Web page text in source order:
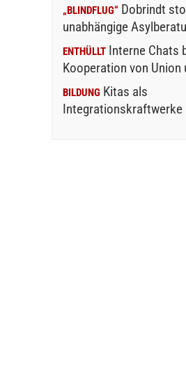
„BLINDFLUG“ Dobrindt
unabhängige
ENTHÜLLT Interne Chats
Kooperation von Union
BILDUNG Kitas als
Integrationskraftwerke